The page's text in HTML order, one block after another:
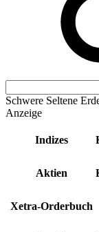
Schwere Seltene
Anzeige
Indizes
Aktien
Xetra-Orderbuch